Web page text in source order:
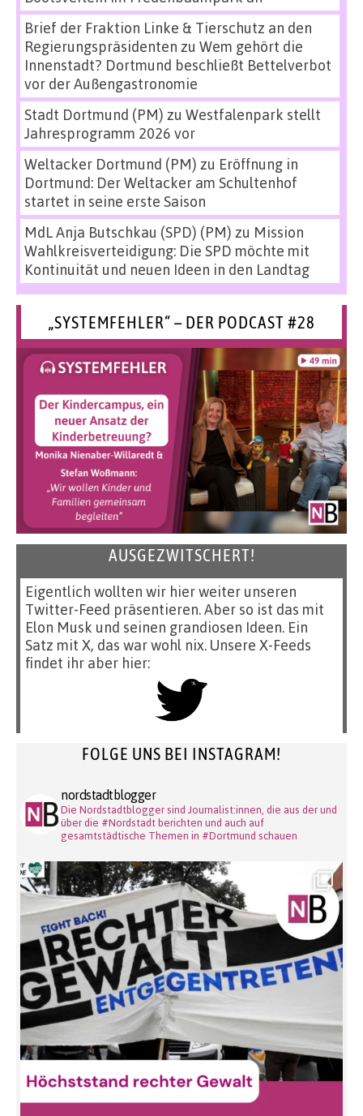
Brief der Fraktion Linke & Tierschutz an den
Regierungspräsidenten zu Wem gehört die
Innenstadt? Dortmund beschließt Bettelverbot
vor der Außengastronomie
Stadt Dortmund (PM) zu Westfalenpark stellt
Jahresprogramm 2026 vor
Weltacker Dortmund (PM) zu Eröffnung in
Dortmund: Der Weltacker am Schultenhof
startet in seine erste Saison
MdL Anja Butschkau (SPD) (PM) zu Mission
Wahlkreisverteidigung: Die SPD möchte mit
Kontinuität und neuen Ideen in den Landtag
„SYSTEMFEHLER“ – DER PODCAST #28
AUSGEZWITSCHERT!
Eigentlich wollten wir hier weiter unseren
Twitter-Feed präsentieren. Aber so ist das mit
Elon Musk und seinen grandiosen Ideen. Ein
Satz mit X, das war wohl nix. Unsere X-Feeds
findet ihr aber hier:
FOLGE UNS BEI INSTAGRAM!
nordstadtblogger
Die Nordstadtblogger sind Journalist:innen, die aus der und
über die #Nordstadt berichten und auch auf
gesamtstädtische Themen in #Dortmund schauen